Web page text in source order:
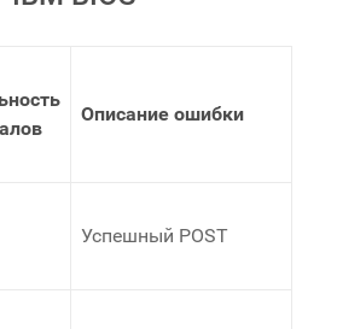
Описание ошибки
Успешный POST